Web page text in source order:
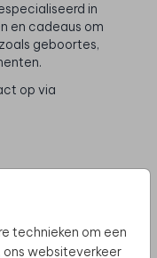
technieken om een
websiteverkeer
in
en cadeaus om
geboortes,
op via